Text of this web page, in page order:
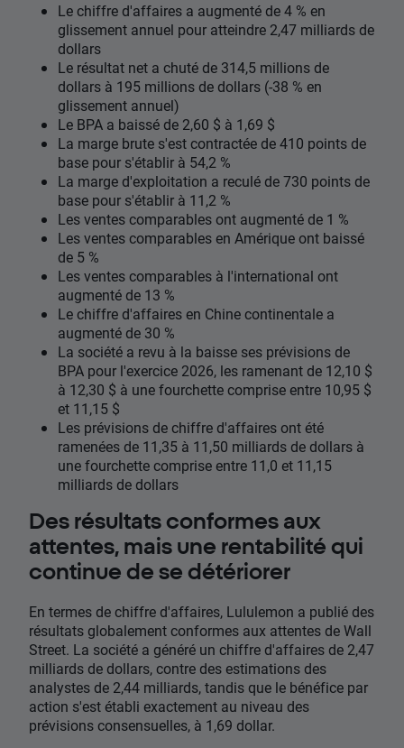
Le chiffre d'affaires a augmenté de 4 % en
glissement annuel pour atteindre 2,47 milliards de
dollars
Le résultat net a chuté de 314,5 millions de
dollars à 195 millions de dollars (-38 % en
glissement annuel)
Le BPA a baissé de 2,60 $ à 1,69 $
La marge brute s'est contractée de 410 points de
base pour s'établir à 54,2 %
La marge d'exploitation a reculé de 730 points de
base pour s'établir à 11,2 %
Les ventes comparables ont augmenté de 1 %
Les ventes comparables en Amérique ont baissé
de 5 %
Les ventes comparables à l'international ont
augmenté de 13 %
Le chiffre d'affaires en Chine continentale a
augmenté de 30 %
La société a revu à la baisse ses prévisions de
BPA pour l'exercice 2026, les ramenant de 12,10 $
à 12,30 $ à une fourchette comprise entre 10,95 $
et 11,15 $
Les prévisions de chiffre d'affaires ont été
ramenées de 11,35 à 11,50 milliards de dollars à
une fourchette comprise entre 11,0 et 11,15
milliards de dollars
Des résultats conformes aux
attentes, mais une rentabilité qui
continue de se détériorer
En termes de chiffre d'affaires, Lululemon a publié des
résultats globalement conformes aux attentes de Wall
Street. La société a généré un chiffre d'affaires de 2,47
milliards de dollars, contre des estimations des
analystes de 2,44 milliards, tandis que le bénéfice par
action s'est établi exactement au niveau des
prévisions consensuelles, à 1,69 dollar.